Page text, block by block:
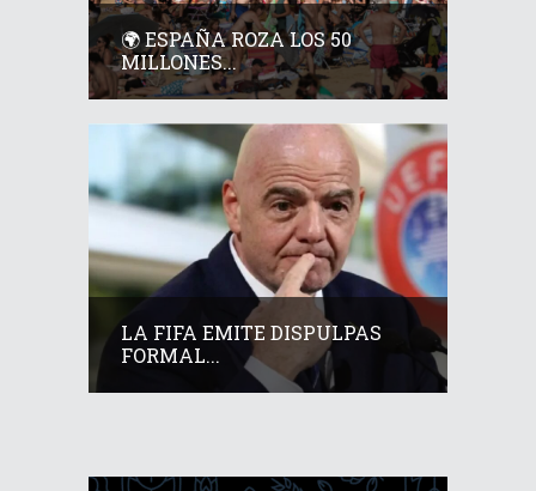
🌍 ESPAÑA ROZA LOS 50
MILLONES...
LA FIFA EMITE DISPULPAS
FORMAL...